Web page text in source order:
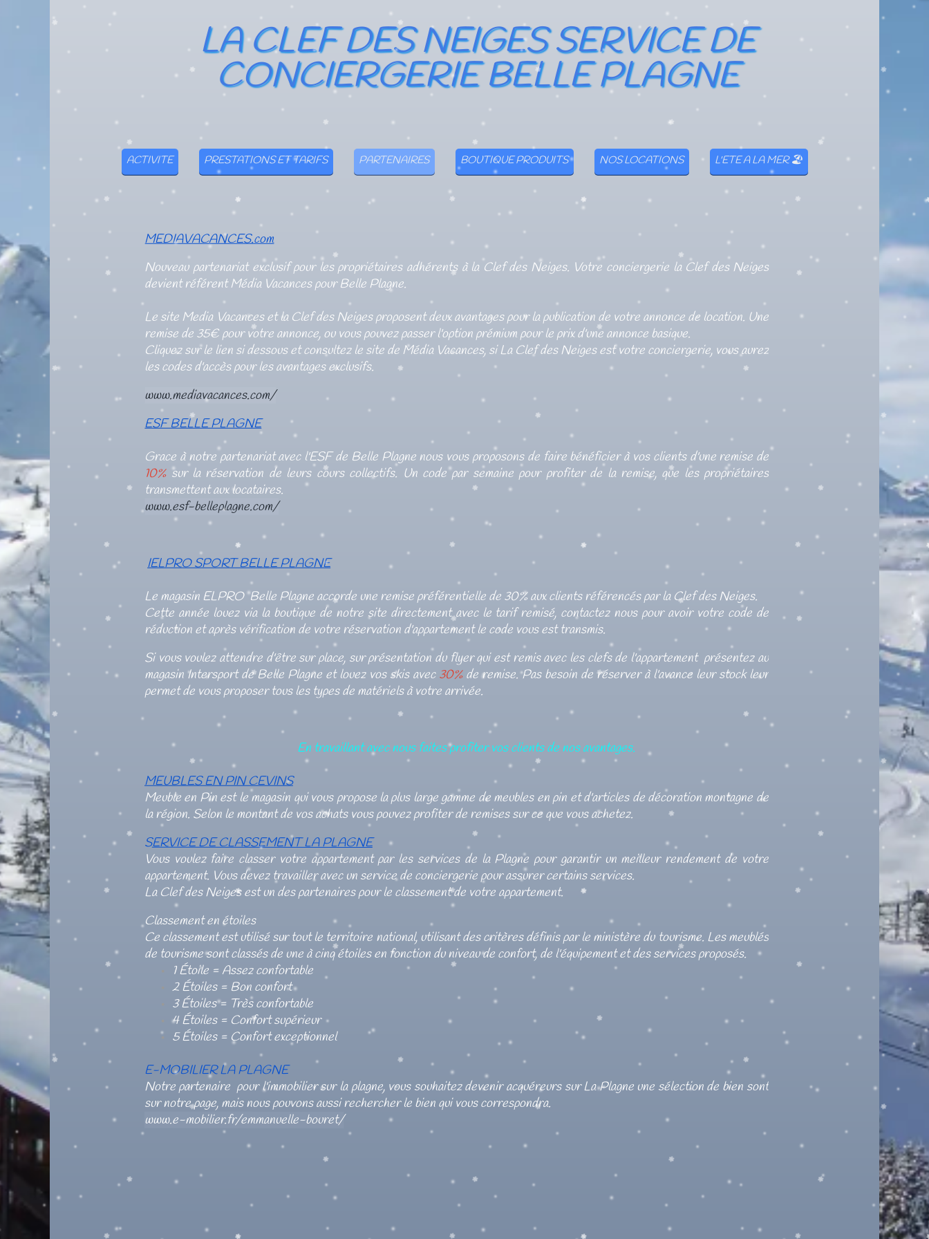
ACTIVITE PRESTATIONS ET TARIFS PARTENAIRES BOUTIQUE PRODUITS NOS LOCATIONS L'ETE A LA MER 🏖
LA CLEF DES NEIGES SERVICE DE
CONCIERGERIE BELLE PLAGNE
MEDIAVACANCES.com
Nouveau partenariat exclusif pour les propriétaires adhérents à la Clef des Neiges. Votre conciergerie la Clef des Neiges
devient référent Média Vacances pour Belle Plagne.
Le site Media Vacances et la Clef des Neiges proposent deux avantages pour la publication de votre annonce de location. Une
remise de 35€ pour votre annonce, ou vous pouvez passer l'option prémium pour le prix d'une annonce basique.
Cliquez sur le lien si dessous et consultez le site de Média Vacances, si La Clef des Neiges est votre conciergerie, vous aurez
les codes d'accès pour les avantages exclusifs.
www.mediavacances.com/
ESF BELLE PLAGNE
Grace à notre partenariat avec l'ESF de Belle Plagne nous vous proposons de faire bénéficier à vos clients d'une remise de
10%sur la réservation de leurs cours collectifs. Un code par semaine pour profiter de la remise, que les propriétaires
transmettent aux locataires.
www.esf-belleplagne.com/
IELPRO SPORT BELLE PLAGNE
Le magasin ELPRO Belle Plagne accorde une remise préférentielle de 30% aux clients référencés par la Clef des Neiges.
Cette année louez via la boutique de notre site directement avec le tarif remisé, contactez nous pour avoir votre code de
réduction et après vérification de votre réservation d'appartement le code vous est transmis.
Si vous voulez attendre d'être sur place, sur présentation du flyer qui est remis avec les clefs de l'appartement présentez au
magasin Intersport de Belle Plagne et louez vos skis avec 30% de remise. Pas besoin de réserver à l'avance leur stock leur
permet de vous proposer tous les types de matériels à votre arrivée.
En travaillant avec nous faites profiter vos clients de nos avantages.
MEUBLES EN PIN CEVINS
Meuble en Pin est le magasin qui vous propose la plus large gamme de meubles en pin et d'articles de décoration montagne de
la région. Selon le montant de vos achats vous pouvez profiter de remises sur ce que vous achetez.
SERVICE DE CLASSEMENT LA PLAGNE
Vous voulez faire classer votre appartement par les services de la Plagne pour garantir un meilleur rendement de votre
appartement. Vous devez travailler avec un service de conciergerie pour assurer certains services.
La Clef des Neiges est un des partenaires pour le classement de votre appartement.
Classement en étoiles
Ce classement est utilisé sur tout le territoire national, utilisant des critères définis par le ministère du tourisme. Les meublés
de tourisme sont classés de une à cinq étoiles en fonction du niveau de confort, de l'équipement et des services proposés.
1 Étoile = Assez confortable
2 Étoiles = Bon confort
3 Étoiles = Très confortable
4 Étoiles = Confort supérieur
5 Étoiles = Confort exceptionnel
E-MOBILIER LA PLAGNE
Notre partenaire pour l'immobilier sur la plagne, vous souhaitez devenir acquéreurs sur La Plagne une sélection de bien sont
sur notre page, mais nous pouvons aussi rechercher le bien qui vous correspondra.
www.e-mobilier.fr/emmanuelle-bouret/